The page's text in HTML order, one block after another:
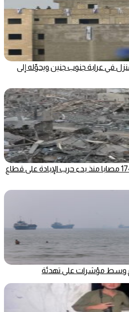
في عرابة جنوب جنين ويحوّله إلى
73,386 شهيدا و174,250 مصابا منذ بدء حرب الإبادة على قطاع
وسط مؤشرات على تهدئة